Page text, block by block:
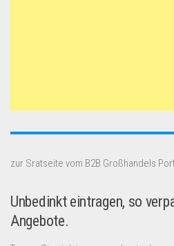
zur Sratseite vom B2B Großhandels
Unbedinkt eintragen, so
Angebote.